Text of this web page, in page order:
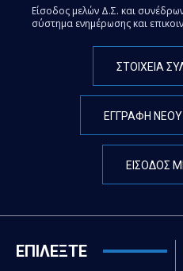
Είσοδος μελών Δ.Σ. και
σύστημα ενημέρωσης και
ΣΤΟΙΧΕΙΑ
ΕΓΓΡΑΦΗ
ΕΙΣΟΔΟΣ
ΕΠΙΛΕΞΤΕ